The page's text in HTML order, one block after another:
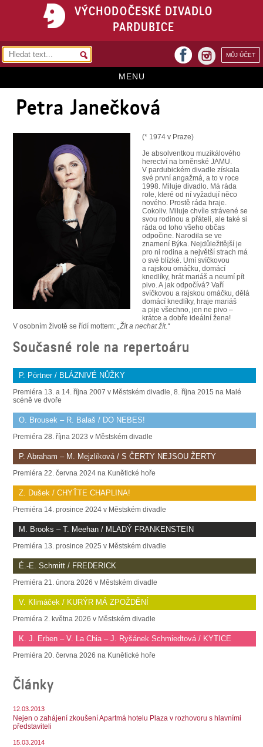
VÝCHODOČESKÉ DIVADLO
PARDUBICE
MŮJ ÚČET
facebook
MENU
HOME
VSTUPENKY
PŘEDPLATNÉ
KONTAKTY
O DIVADLE
SOUBOR
DÁLE NABÍZÍME
Petra Janečková
(* 1974 v Praze)
Je absolventkou muzikálového
herectví na brněnské JAMU.
V pardubickém divadle získala
své první angažmá, a to v roce
1998. Miluje divadlo. Má ráda
role, které od ní vyžadují něco
nového. Prostě ráda hraje.
Cokoliv. Miluje chvíle strávené se
svou rodinou a přáteli, ale také si
ráda od toho všeho občas
odpočine. Narodila se ve
znamení Býka. Nejdůležitější je
pro ni rodina a největší strach má
o své blízké. Umí svíčkovou
a rajskou omáčku, domácí
knedlíky, hrát mariáš a neumí pít
pivo. A jak odpočívá? Vaří
svíčkovou a rajskou omáčku, dělá
domácí knedlíky, hraje mariáš
a pije všechno, jen ne pivo –
krátce a dobře ideální žena!
V osobním životě se řídí mottem:„Žít a nechat žít.“
Současné role na repertoáru
P. Pörtner / BLÁZNIVÉ NŮŽKY
Premiéra 13. a 14. října 2007 v Městském divadle, 8. října 2015 na Malé
scéně ve dvoře
O. Brousek – R. Balaš / DO NEBES!
Premiéra 28. října 2023 v Městském divadle
P. Abraham – M. Mejzlíková / S ČERTY NEJSOU ŽERTY
Premiéra 22. června 2024 na Kunětické hoře
Z. Dušek / CHYŤTE CHAPLINA!
Premiéra 14. prosince 2024 v Městském divadle
M. Brooks – T. Meehan / MLADÝ FRANKENSTEIN
Premiéra 13. prosince 2025 v Městském divadle
É.-E. Schmitt / FREDERICK
Premiéra 21. února 2026 v Městském divadle
V. Klimáček / KURÝR MÁ ZPOŽDĚNÍ
Premiéra 2. května 2026 v Městském divadle
K. J. Erben – V. La Chia – J. Ryšánek Schmiedtová / KYTICE
Premiéra 20. června 2026 na Kunětické hoře
Články
12.03.2013
Nejen o zahájení zkoušení Apartmá hotelu Plaza v rozhovoru s hlavními
představiteli
15.03.2014